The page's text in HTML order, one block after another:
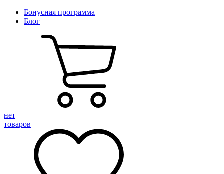
Бонусная программа
Блог
нет
товаров